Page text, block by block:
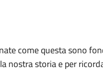
come questa sono
nostra storia e per